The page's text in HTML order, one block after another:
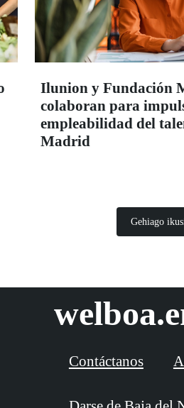
Ilunion y Fundación
colaboran para
empleabilidad del
Madrid
Gehiago
Contáctanos